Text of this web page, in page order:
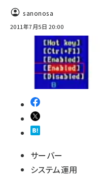
sanonosa
2011年7月5日 20:00
サーバー
システム運用